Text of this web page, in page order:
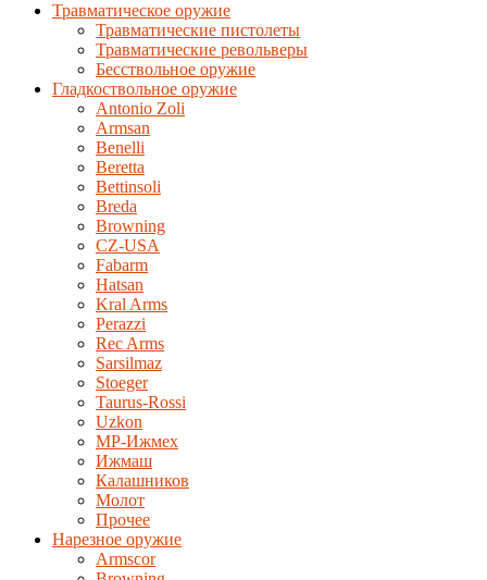
Травматическое оружие
Травматические пистолеты
Травматические револьверы
Бесствольное оружие
Гладкоствольное оружие
Antonio Zoli
Armsan
Benelli
Beretta
Bettinsoli
Breda
Browning
CZ-USA
Fabarm
Hatsan
Kral Arms
Perazzi
Rec Arms
Sarsilmaz
Stoeger
Taurus-Rossi
Uzkon
MP-Ижмех
Ижмаш
Калашников
Молот
Прочее
Нарезное оружие
Armscor